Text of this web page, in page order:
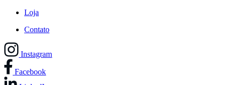
Loja
Contato
Instagram
Facebook